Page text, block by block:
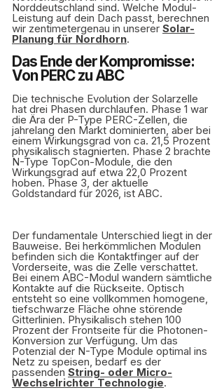
Norddeutschland sind. Welche Modul-
Leistung auf dein Dach passt, berechnen
wir zentimetergenau in unserer Solar-
Planung für Nordhorn.
Das Ende der Kompromisse:
Von PERC zu ABC
Die technische Evolution der Solarzelle
hat drei Phasen durchlaufen. Phase 1 war
die Ära der P-Type PERC-Zellen, die
jahrelang den Markt dominierten, aber bei
einem Wirkungsgrad von ca. 21,5 Prozent
physikalisch stagnierten. Phase 2 brachte
N-Type TopCon-Module, die den
Wirkungsgrad auf etwa 22,0 Prozent
hoben. Phase 3, der aktuelle
Goldstandard für 2026, ist ABC.
Der fundamentale Unterschied liegt in der
Bauweise. Bei herkömmlichen Modulen
befinden sich die Kontaktfinger auf der
Vorderseite, was die Zelle verschattet.
Bei einem ABC-Modul wandern sämtliche
Kontakte auf die Rückseite. Optisch
entsteht so eine vollkommen homogene,
tiefschwarze Fläche ohne störende
Gitterlinien. Physikalisch stehen 100
Prozent der Frontseite für die Photonen-
Konversion zur Verfügung. Um das
Potenzial der N-Type Module optimal ins
Netz zu speisen, bedarf es der
passenden String- oder Micro-
Wechselrichter Technologie.